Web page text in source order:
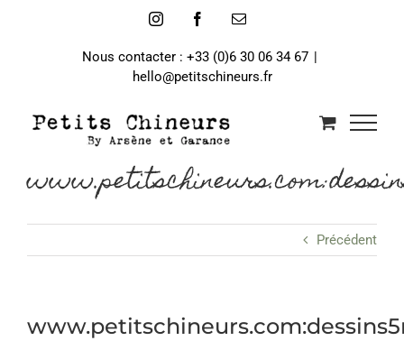
InstagramFacebookEmail
Nous contacter : +33 (0)6 30 06 34 67 |
hello@petitschineurs.fr
Précédent